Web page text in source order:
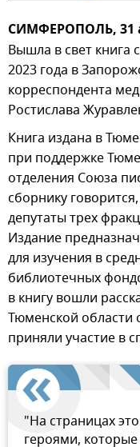
СИМФЕРОПОЛЬ, 31
Вышла в свет книга
2023 года в
корреспондента
Ростислава
Книга издана в
при поддержке
отделения Союза
сборнику
депутаты трех
Издание
для изучения в
библиотечных
в книгу вошли
Тюменской области
приняли участие в
"На страницах
героями,